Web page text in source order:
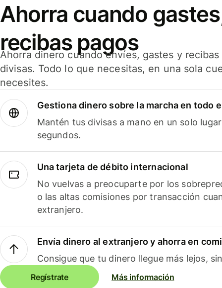
Ahorra cuando
recibas pagos
Ahorra dinero cuando envíes, gastes y
divisas. Todo lo que necesitas, en una sola
necesites.
Gestiona dinero sobre la marcha en todo
Mantén tus divisas a mano en un solo
segundos.
Una tarjeta de débito internacional
No vuelvas a preocuparte por los
o las altas comisiones por transacción
extranjero.
Envía dinero al extranjero y ahorra en
Consigue que tu dinero llegue más lejos,
Regístrate Más información